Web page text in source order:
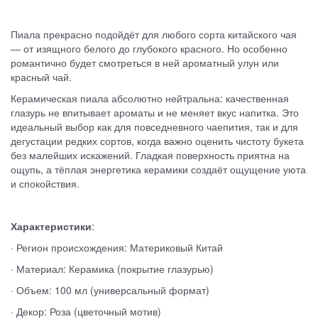
Пиала прекрасно подойдёт для любого сорта китайского чая
— от изящного белого до глубокого красного. Но особенно
романтично будет смотреться в ней ароматный улун или
красный чай.
Керамическая пиала абсолютно нейтральна: качественная
глазурь не впитывает ароматы и не меняет вкус напитка. Это
идеальный выбор как для повседневного чаепития, так и для
дегустации редких сортов, когда важно оценить чистоту букета
без малейших искажений. Гладкая поверхность приятна на
ощупь, а тёплая энергетика керамики создаёт ощущение уюта
и спокойствия.
Характеристики:
· Регион происхождения: Материковый Китай
· Материал: Керамика (покрытие глазурью)
· Объем: 100 мл (универсальный формат)
· Декор: Роза (цветочный мотив)